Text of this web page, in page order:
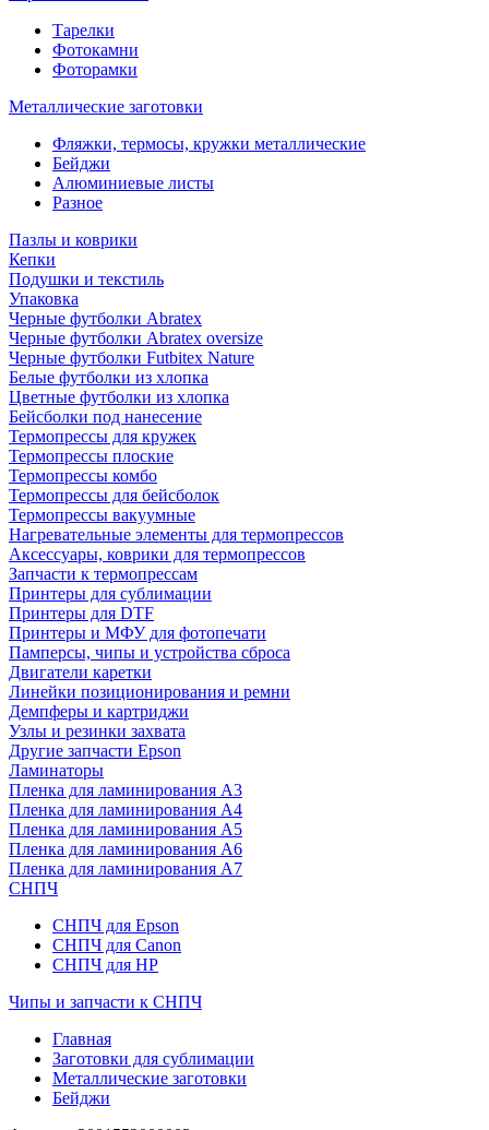
Тарелки
Фотокамни
Фоторамки
Металлические заготовки
Фляжки, термосы, кружки металлические
Бейджи
Алюминиевые листы
Разное
Пазлы и коврики
Кепки
Подушки и текстиль
Упаковка
Черные футболки Abratex
Черные футболки Abratex oversize
Черные футболки Futbitex Nature
Белые футболки из хлопка
Цветные футболки из хлопка
Бейсболки под нанесение
Термопрессы для кружек
Термопрессы плоские
Термопрессы комбо
Термопрессы для бейсболок
Термопрессы вакуумные
Нагревательные элементы для термопрессов
Аксессуары, коврики для термопрессов
Запчасти к термопрессам
Принтеры для сублимации
Принтеры для DTF
Принтеры и МФУ для фотопечати
Памперсы, чипы и устройства сброса
Двигатели каретки
Линейки позиционирования и ремни
Демпферы и картриджи
Узлы и резинки захвата
Другие запчасти Epson
Ламинаторы
Пленка для ламинирования А3
Пленка для ламинирования А4
Пленка для ламинирования А5
Пленка для ламинирования А6
Пленка для ламинирования А7
СНПЧ
СНПЧ для Epson
СНПЧ для Canon
СНПЧ для HP
Чипы и запчасти к СНПЧ
Главная
Заготовки для сублимации
Металлические заготовки
Бейджи